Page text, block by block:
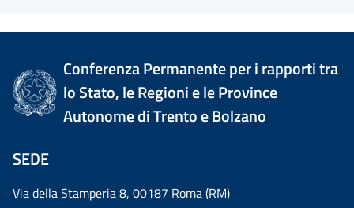
Conferenza Permanente per i rapporti tra
lo Stato, le Regioni e le Province
Autonome di Trento e Bolzano
SEDE
Via della Stamperia 8, 00187 Roma (RM)